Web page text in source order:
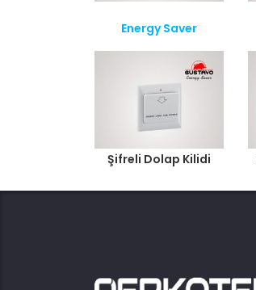
Energy Saver
Şifreli Dolap Kilidi